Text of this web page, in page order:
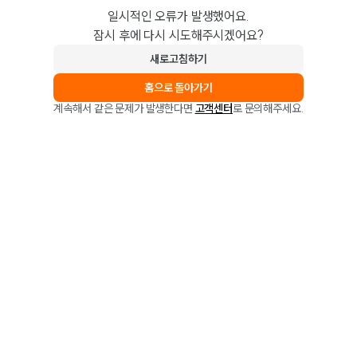
일시적인 오류가 발생했어요.
잠시 후에 다시 시도해주시겠어요?
새로고침하기
홈으로 돌아가기
계속해서 같은 문제가 발생한다면 고객센터로 문의해주세요.